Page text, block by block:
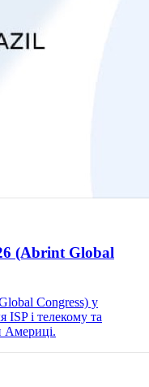
(Abrint Global
Congress) у
ISP і телекому та
Америці.